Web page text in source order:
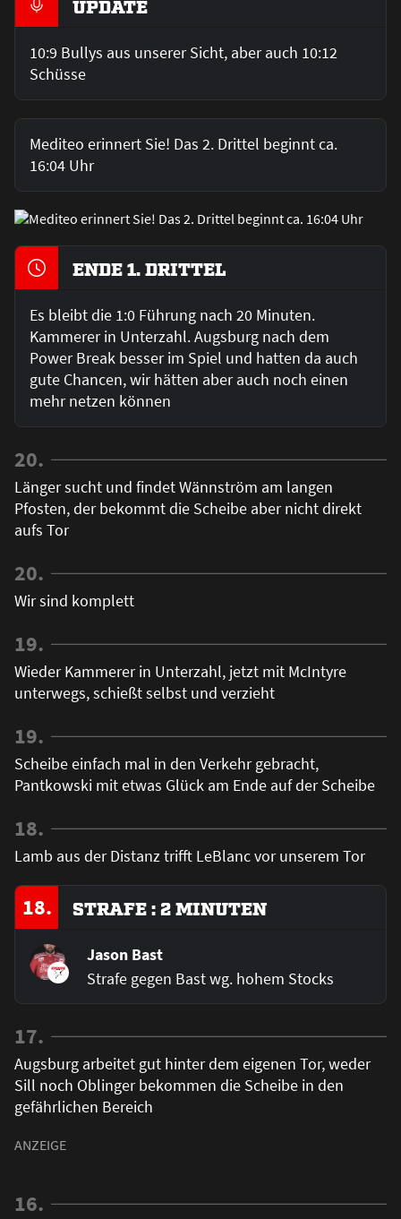
UPDATE
10:9 Bullys aus unserer Sicht, aber auch 10:12
Schüsse
Mediteo erinnert Sie! Das 2. Drittel beginnt ca.
16:04 Uhr
ENDE 1. DRITTEL
Es bleibt die 1:0 Führung nach 20 Minuten.
Kammerer in Unterzahl. Augsburg nach dem
Power Break besser im Spiel und hatten da auch
gute Chancen, wir hätten aber auch noch einen
mehr netzen können
20.
Länger sucht und findet Wännström am langen
Pfosten, der bekommt die Scheibe aber nicht direkt
aufs Tor
20.
Wir sind komplett
19.
Wieder Kammerer in Unterzahl, jetzt mit McIntyre
unterwegs, schießt selbst und verzieht
19.
Scheibe einfach mal in den Verkehr gebracht,
Pantkowski mit etwas Glück am Ende auf der Scheibe
18.
Lamb aus der Distanz trifft LeBlanc vor unserem Tor
18. STRAFE : 2 MINUTEN
Jason Bast
Strafe gegen Bast wg. hohem Stocks
17.
Augsburg arbeitet gut hinter dem eigenen Tor, weder
Sill noch Oblinger bekommen die Scheibe in den
gefährlichen Bereich
16.